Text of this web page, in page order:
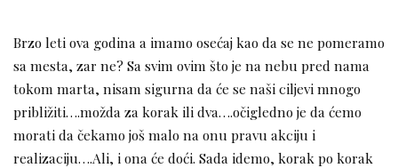
Brzo leti ova godina a imamo osećaj kao da se ne pomeramo
sa mesta, zar ne? Sa svim ovim što je na nebu pred nama
tokom marta, nisam sigurna da će se naši ciljevi mnogo
približiti….možda za korak ili dva….očigledno je da ćemo
morati da čekamo još malo na onu pravu akciju i
realizaciju….Ali, i ona će doći. Sada idemo, korak po korak